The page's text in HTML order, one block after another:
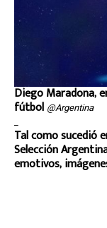
Diego Maradona,
fútbol @Argentina
Tal como sucedió
Selección
emotivos,